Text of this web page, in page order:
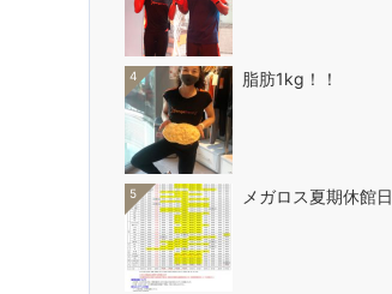
4 脂肪1kg！！
5 メガロス夏期休館日